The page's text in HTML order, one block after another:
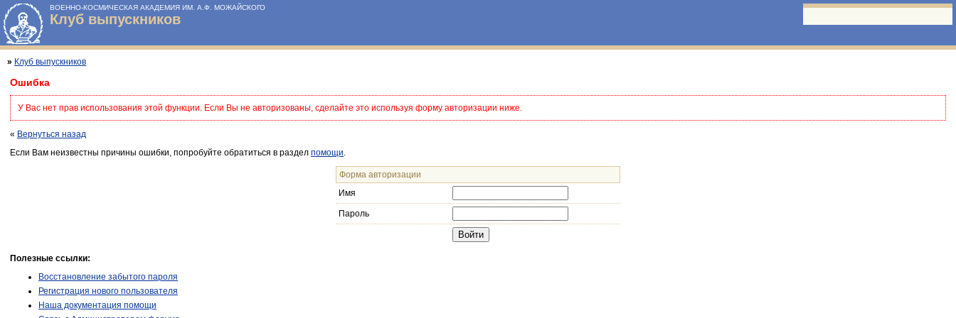
ВОЕННО-КОСМИЧЕСКАЯ АКАДЕМИЯ ИМ. А.Ф. МОЖАЙСКОГО
Клуб выпускников
» Клуб выпускников
Ошибка
У Вас нет прав использования этой функции. Если Вы не авторизованы, сделайте это используя форму авторизации ниже.
« Вернуться назад
Если Вам неизвестны причины ошибки, попробуйте обратиться в раздел помощи
Форма авторизации
Имя
Пароль
Полезные ссылки:
Восстановление забытого пароля
Регистрация нового пользователя
Наша документация помощи